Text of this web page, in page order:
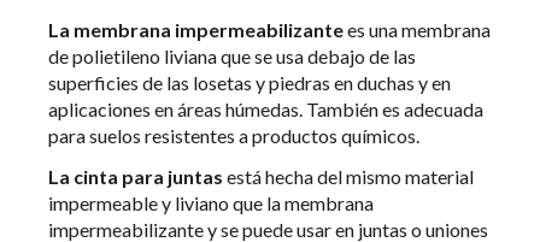
La membrana impermeabilizantees una membrana
de polietileno liviana que se usa debajo de las
superficies de las losetas y piedras en duchas y en
aplicaciones en áreas húmedas. También es adecuada
para suelos resistentes a productos químicos.
La cinta para juntas está hecha del mismo material
impermeable y liviano que la membrana
impermeabilizante y se puede usar en juntas o uniones